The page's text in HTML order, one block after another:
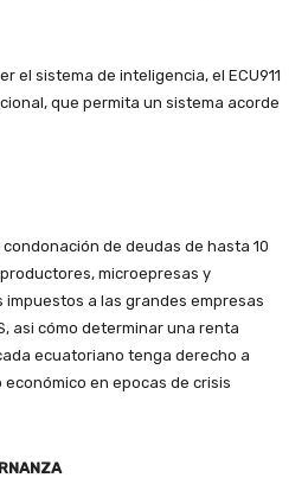
el sistema de inteligencia, el ECU911
que permita un sistema acorde
de deudas de hasta 10
microepresas y
impuestos a las grandes empresas
asi cómo determinar una renta
ecuatoriano tenga derecho a
en epocas de crisis